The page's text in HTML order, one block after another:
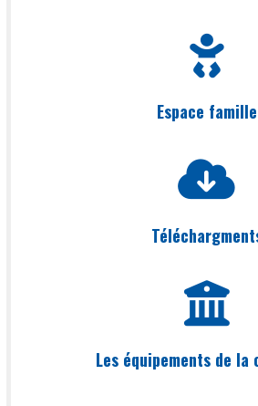
Espace famille
Les équipements de la